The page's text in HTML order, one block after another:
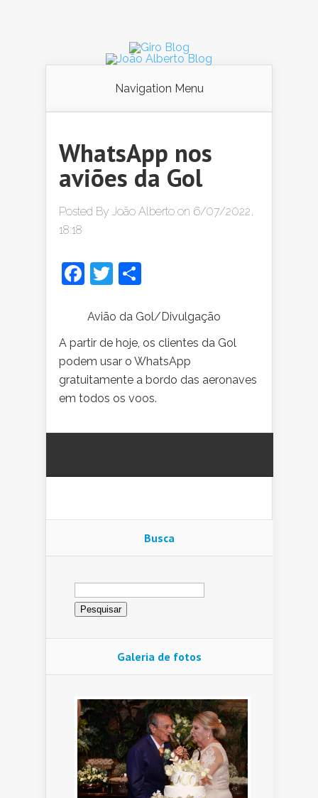
Navigation Menu
WhatsApp nos
aviões da Gol
Posted By João Alberto on 6/07/2022,
18:18
Facebook
Twitter
Avião da Gol/Divulgação
A partir de hoje, os clientes da Gol
podem usar o WhatsApp
gratuitamente a bordo das aeronaves
em todos os voos.
Busca
Pesquisar
por:
Galeria de fotos